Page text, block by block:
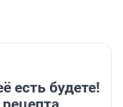
есть будете!